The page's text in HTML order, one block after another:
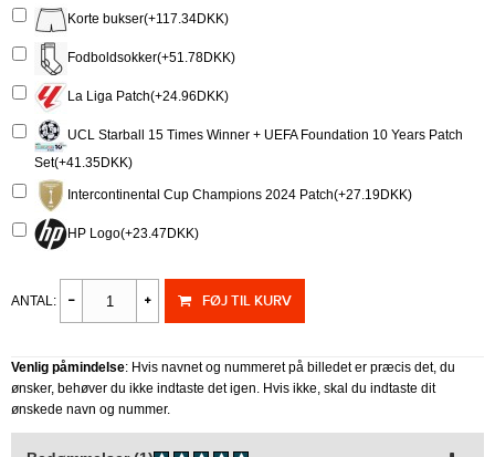
Korte bukser(+117.34DKK)
Fodboldsokker(+51.78DKK)
La Liga Patch(+24.96DKK)
UCL Starball 15 Times Winner + UEFA Foundation 10 Years Patch
Set(+41.35DKK)
Intercontinental Cup Champions 2024 Patch(+27.19DKK)
HP Logo(+23.47DKK)
ANTAL: FØJ TIL KURV
Venlig påmindelse: Hvis navnet og nummeret på billedet er præcis det, du
ønsker, behøver du ikke indtaste det igen. Hvis ikke, skal du indtaste dit
ønskede navn og nummer.